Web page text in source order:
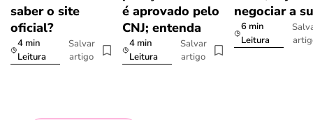
saber o site
oficial?
4 min
Leitura
Salvar
artigo
é aprovado pelo
CNJ; entenda
4 min
Leitura
Salvar
artigo
negociar a
6 min
Leitura